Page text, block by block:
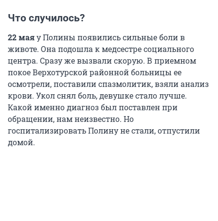
Что случилось?
22 маяу Полины появились сильные боли в
животе. Она подошла к медсестре социального
центра. Сразу же вызвали скорую. В приемном
покое Верхотурской районной больницы ее
осмотрели, поставили спазмолитик, взяли анализ
крови. Укол снял боль, девушке стало лучше.
Какой именно диагноз был поставлен при
обращении, нам неизвестно. Но
госпитализировать Полину не стали, отпустили
домой.